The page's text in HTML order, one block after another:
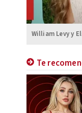
William Levy y
Te